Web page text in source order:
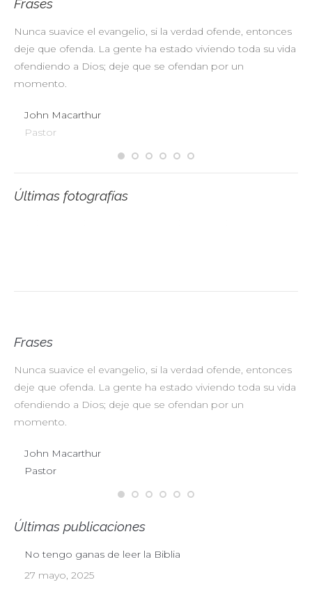
Frases
Nunca suavice el evangelio, si la verdad ofende, entonces
deje que ofenda. La gente ha estado viviendo toda su vida
ofendiendo a Dios; deje que se ofendan por un
momento.
John Macarthur
Pastor
Últimas fotografías
Frases
Nunca suavice el evangelio, si la verdad ofende, entonces
deje que ofenda. La gente ha estado viviendo toda su vida
ofendiendo a Dios; deje que se ofendan por un
momento.
John Macarthur
Pastor
Últimas publicaciones
No tengo ganas de leer la Biblia
27 mayo, 2025